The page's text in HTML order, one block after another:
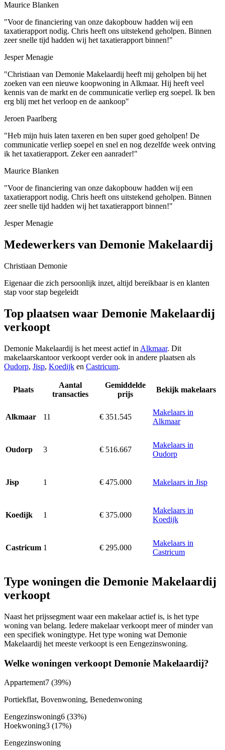
Maurice Blanken
"Voor de financiering van onze dakopbouw hadden wij een
taxatierapport nodig. Chris heeft ons uitstekend geholpen. Binnen
zeer snelle tijd hadden wij het taxatierapport binnen!"
Jesper Menagie
"Christiaan van Demonie Makelaardij heeft mij geholpen bij het
zoeken van een nieuwe koopwoning in Alkmaar. Hij heeft veel
kennis van de markt en de communicatie verliep erg soepel. Ik ben
erg blij met het verloop en de aankoop"
Jeroen Paarlberg
"Heb mijn huis laten taxeren en ben super goed geholpen! De
communicatie verliep soepel en snel en nog dezelfde week ontving
ik het taxatierapport. Zeker een aanrader!"
Maurice Blanken
"Voor de financiering van onze dakopbouw hadden wij een
taxatierapport nodig. Chris heeft ons uitstekend geholpen. Binnen
zeer snelle tijd hadden wij het taxatierapport binnen!"
Jesper Menagie
Medewerkers van Demonie Makelaardij
Christiaan Demonie
Eigenaar die zich persoonlijk inzet, altijd bereikbaar is en klanten
stap voor stap begeleidt
Top plaatsen waar Demonie Makelaardij
verkoopt
Demonie Makelaardij is het meest actief in Alkmaar. Dit
makelaarskantoor verkoopt verder ook in andere plaatsen als
Oudorp, Jisp, Koedijk en Castricum.
Plaats
Aantal
transacties
Gemiddelde
prijs
Bekijk makelaars
Alkmaar 11 € 351.545
Makelaars in
Alkmaar
Oudorp 3 € 516.667
Makelaars in
Oudorp
Jisp 1 € 475.000 Makelaars in Jisp
Koedijk 1 € 375.000
Makelaars in
Koedijk
Castricum 1 € 295.000
Makelaars in
Castricum
Type woningen die Demonie Makelaardij
verkoopt
Naast het prijssegment waar een makelaar actief is, is het type
woning van belang. Iedere makelaar verkoopt meer of minder van
een specifiek woningtype. Het type woning wat Demonie
Makelaardij het meeste verkoopt is een Eengezinswoning.
Welke woningen verkoopt Demonie Makelaardij?
Appartement7 (39%)
Portiekflat, Bovenwoning, Benedenwoning
Eengezinswoning6 (33%)
Hoekwoning3 (17%)
Eengezinswoning